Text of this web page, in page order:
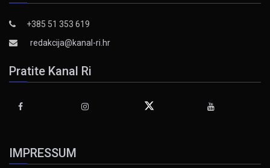
+385 51 353 619
redakcija@kanal-ri.hr
Pratite Kanal Ri
IMPRESSUM